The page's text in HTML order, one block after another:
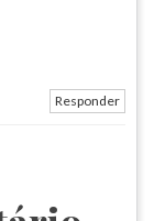
Responder